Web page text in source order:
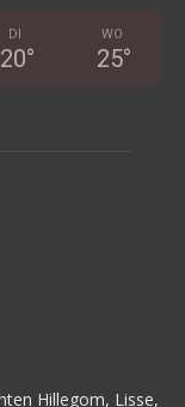
DI
20°
WO
25°
Hillegom, Lisse,